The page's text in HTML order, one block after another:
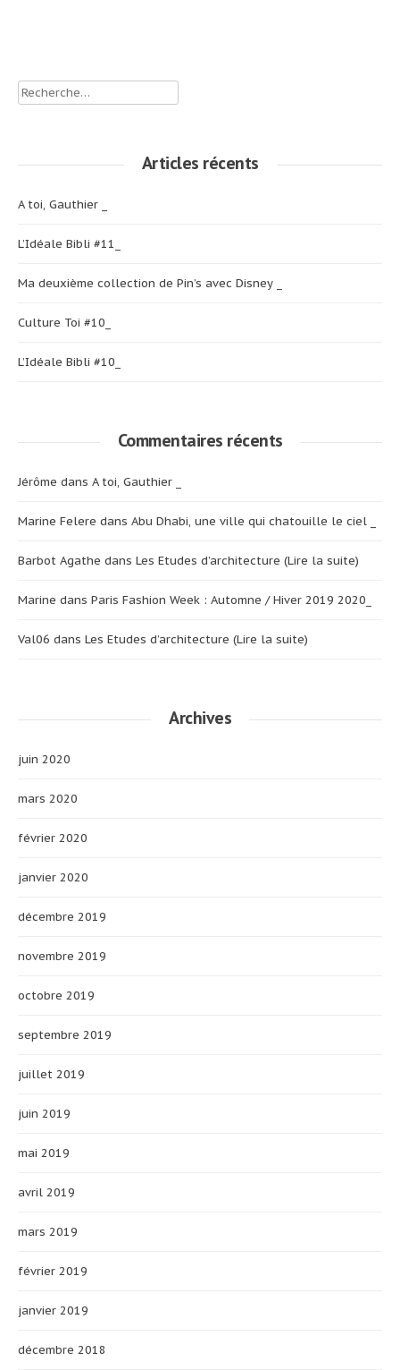
Rechercher :
Articles récents
A toi, Gauthier _
L’Idéale Bibli #11_
Ma deuxième collection de Pin’s avec Disney _
Culture Toi #10_
L’Idéale Bibli #10_
Commentaires récents
Jérôme dans A toi, Gauthier _
Marine Felere dans Abu Dhabi, une ville qui chatouille le ciel _
Barbot Agathe dans Les Etudes d’architecture (Lire la suite)
Marine dans Paris Fashion Week : Automne / Hiver 2019 2020_
Val06 dans Les Etudes d’architecture (Lire la suite)
Archives
juin 2020
mars 2020
février 2020
janvier 2020
décembre 2019
novembre 2019
octobre 2019
septembre 2019
juillet 2019
juin 2019
mai 2019
avril 2019
mars 2019
février 2019
janvier 2019
décembre 2018